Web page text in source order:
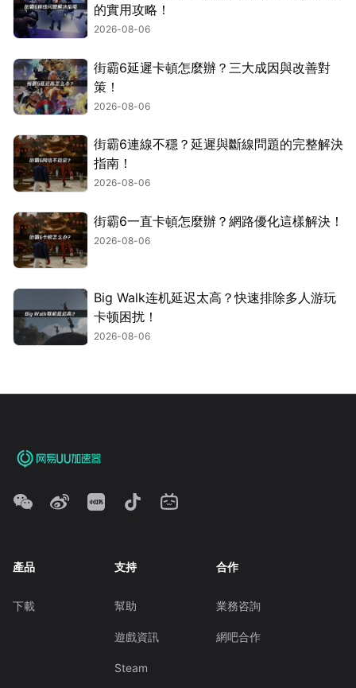
的實用攻略！
2026-08-06
街霸6延遲卡頓怎麼辦？三大成因與改善對
策！
2026-08-06
街霸6連線不穩？延遲與斷線問題的完整解決
指南！
2026-08-06
街霸6一直卡頓怎麼辦？網路優化這樣解決！
2026-08-06
Big Walk连机延迟太高？快速排除多人游玩
卡顿困扰！
2026-08-06
產品
下載
支持
幫助
遊戲資訊
Steam
合作
業務咨詢
網吧合作